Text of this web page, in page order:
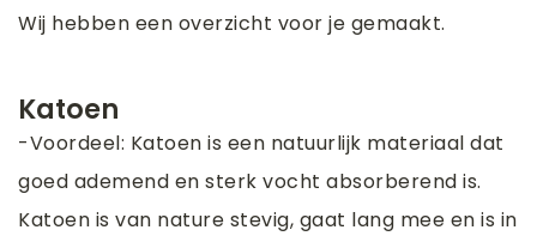
Wij hebben een overzicht voor je gemaakt.
Katoen
-Voordeel: Katoen is een natuurlijk materiaal dat
goed ademend en sterk vocht absorberend is.
Katoen is van nature stevig, gaat lang mee en is in